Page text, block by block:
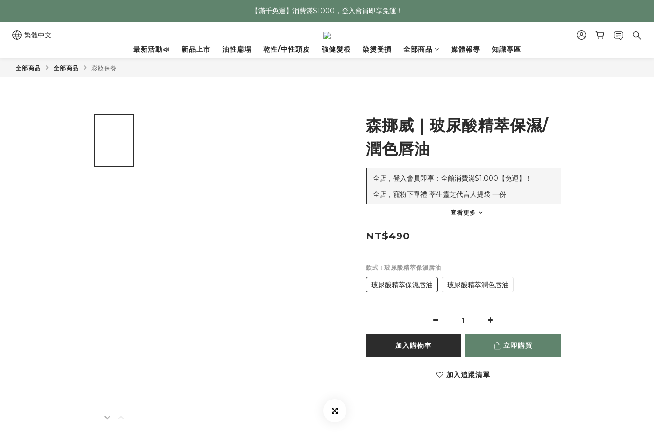
【滿千免運】消費滿$1000，登入會員即享免運！
繁體中文
最新活動📣
新品上市 油性扁塌 乾性/中性頭皮 強健髮根 染燙受損 全部商品 媒體報導 知識專區
全部商品 全部商品 彩妝保養
森挪威｜玻尿酸精萃保濕/
潤色唇油
全店，登入會員即享：全館消費滿$1,000【免運】！
全店，寵粉下單禮 莘生靈芝代言人提袋 一份
查看更多
NT$490
款式 : 玻尿酸精萃保濕唇油
玻尿酸精萃保濕唇油 玻尿酸精萃潤色唇油
加入購物車 立即購買
加入追蹤清單